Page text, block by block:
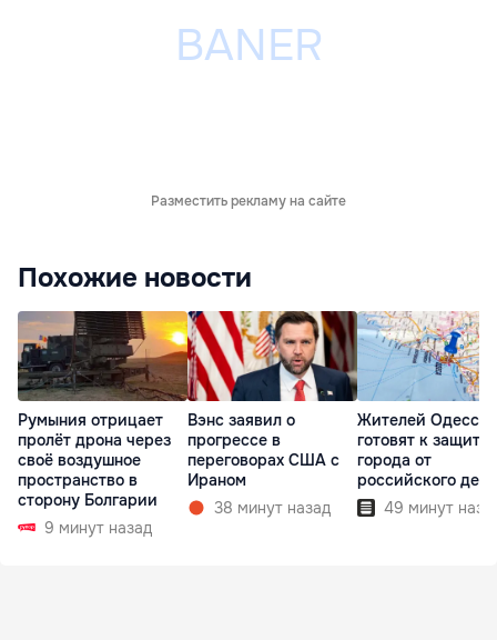
Разместить рекламу на сайте
Похожие новости
Румыния отрицает
пролёт дрона через
своё воздушное
пространство в
сторону Болгарии
9 минут назад
Вэнс заявил о
прогрессе в
переговорах США с
Ираном
38 минут назад
Жителей Одессы
готовят к защите
города от
российского
49 минут